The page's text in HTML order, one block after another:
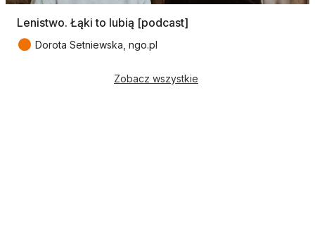
Lenistwo. Łąki to lubią [podcast]
● Dorota Setniewska, ngo.pl
Zobacz wszystkie